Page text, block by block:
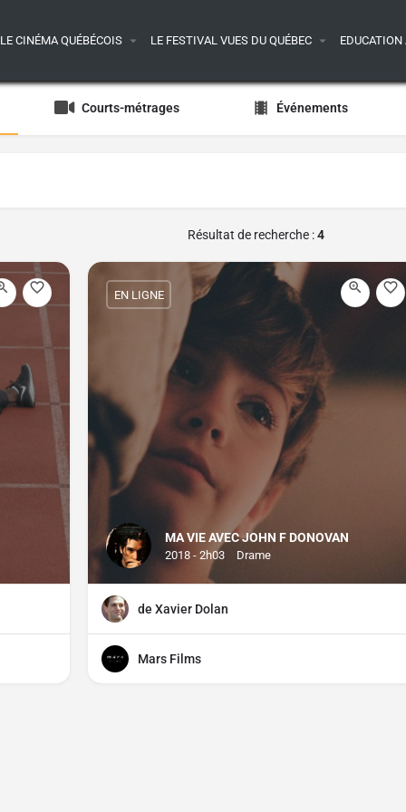
LE CINÉMA QUÉBÉCOIS LE FESTIVAL VUES DU QUÉBEC EDUCATION
Courts-métrages Événements
Résultat de recherche :4
MA VIE AVEC JOHN F DONOVAN
2018 - 2h03 Drame
EN LIGNE
de Xavier Dolan
Mars Films